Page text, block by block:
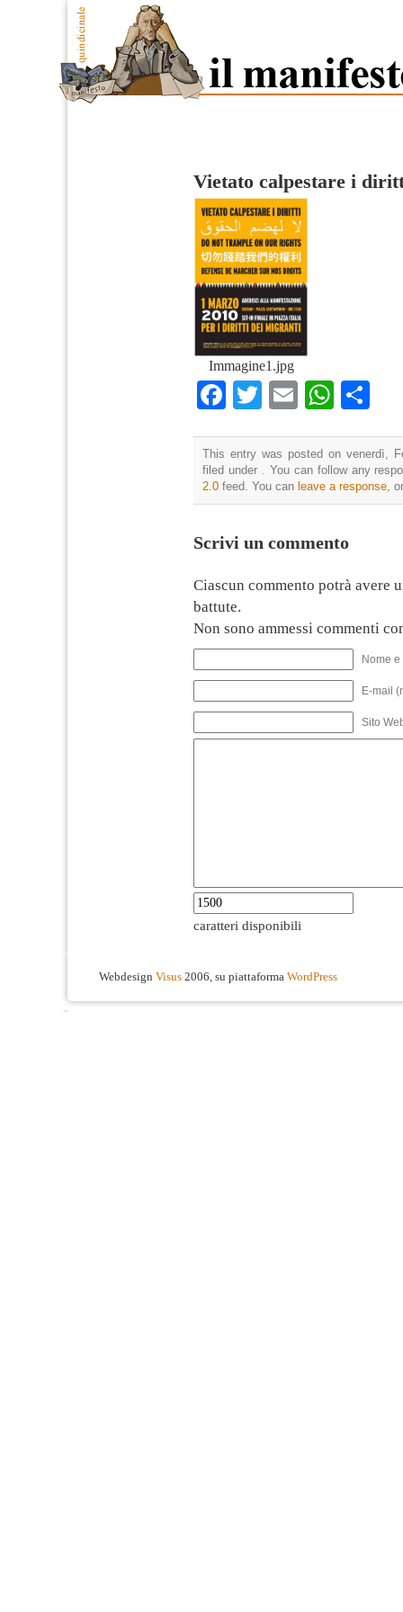
Vietato calpestare i
Immagine1.jpg
Facebook
TwitterEmail
This entry was posted on venerdì,
filed under . You can follow any
2.0 feed. You can leave a response,
Scrivi un commento
Ciascun commento potrà avere
battute.
Non sono ammessi commenti
Nome
E-mail
Sito
caratteri disponibili
Webdesign Visus 2006, su piattaforma WordPress